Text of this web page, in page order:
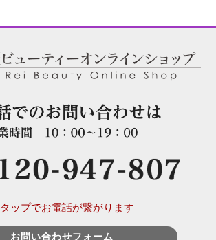
ップでお電話が繋がります
お問い合わせフォーム